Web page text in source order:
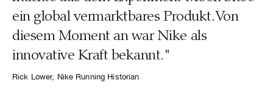
ein global vermarktbares Produkt. Von
diesem Moment an war Nike als
innovative Kraft bekannt."
Rick Lower, Nike Running Historian